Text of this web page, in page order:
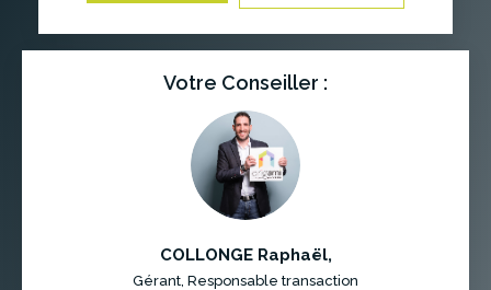
Votre Conseiller :
COLLONGE Raphaël,
Gérant, Responsable transaction